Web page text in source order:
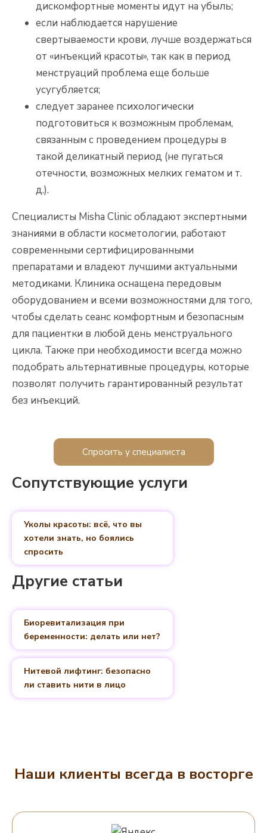
дискомфортные моменты идут на убыль;
если наблюдается нарушение
свертываемости крови, лучше воздержаться
от «инъекций красоты», так как в период
менструаций проблема еще больше
усугубляется;
следует заранее психологически
подготовиться к возможным проблемам,
связанным с проведением процедуры в
такой деликатный период (не пугаться
отечности, возможных мелких гематом и т.
д.).
Специалисты Misha Clinic обладают экспертными
знаниями в области косметологии, работают
современными сертифицированными
препаратами и владеют лучшими актуальными
методиками. Клиника оснащена передовым
оборудованием и всеми возможностями для того,
чтобы сделать сеанс комфортным и безопасным
для пациентки в любой день менструального
цикла. Также при необходимости всегда можно
подобрать альтернативные процедуры, которые
позволят получить гарантированный результат
без инъекций.
Спросить у специалиста
Сопутствующие услуги
Уколы красоты: всё, что вы
хотели знать, но боялись
спросить
Другие статьи
Биоревитализация при
беременности: делать или нет?
Нитевой лифтинг: безопасно
ли ставить нити в лицо
Наши клиенты всегда в восторге